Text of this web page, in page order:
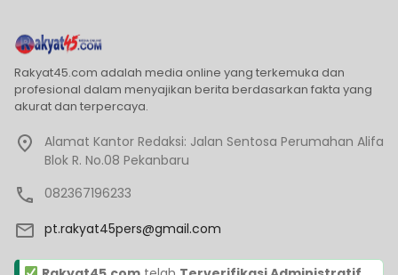
Rakyat45.com adalah media online yang terkemuka dan
profesional dalam menyajikan berita berdasarkan fakta yang
akurat dan terpercaya.
Alamat Kantor Redaksi: Jalan Sentosa Perumahan Alifa
Blok R. No.08 Pekanbaru
082367196233
pt.rakyat45pers@gmail.com